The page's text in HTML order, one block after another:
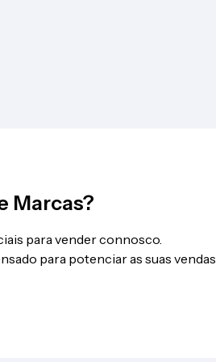
Marcas?
para vender connosco.
para potenciar as suas vendas.